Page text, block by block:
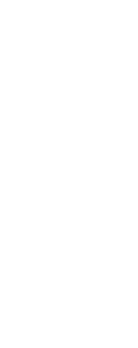
Перейти к